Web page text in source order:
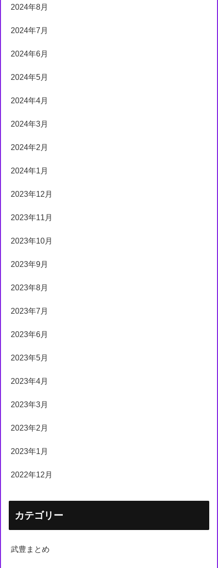
2024年8月
2024年7月
2024年6月
2024年5月
2024年4月
2024年3月
2024年2月
2024年1月
2023年12月
2023年11月
2023年10月
2023年9月
2023年8月
2023年7月
2023年6月
2023年5月
2023年4月
2023年3月
2023年2月
2023年1月
2022年12月
カテゴリー
武豊まとめ